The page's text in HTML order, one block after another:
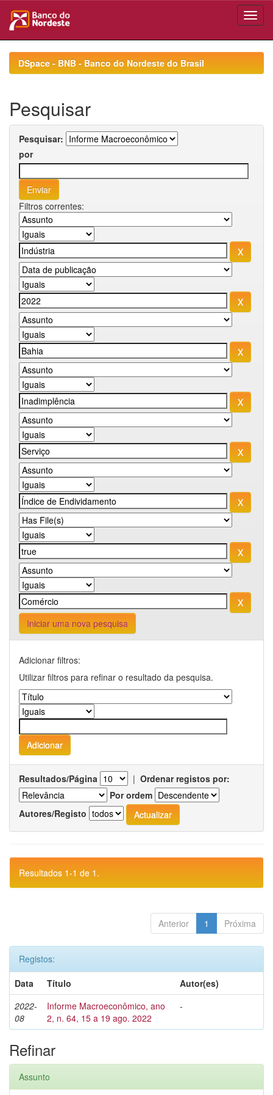
navigationDSpace - BNB - Banco do Nordeste do Brasil
Pesquisar
Pesquisar:
por
Filtros correntes:
Iniciar uma nova pesquisa
Adicionar filtros:
Utilizar filtros para refinar o resultado da pesquisa.
Resultados/Página | Ordenar registos por:
Por ordem
Autores/Registo
Resultados 1-1 de 1.
Anterior 1 Próxima
Registos:
Data
Título
Autor(es)
2022-
08
Informe Macroeconômico, ano
2, n. 64, 15 a 19 ago. 2022
-
Refinar
Assunto